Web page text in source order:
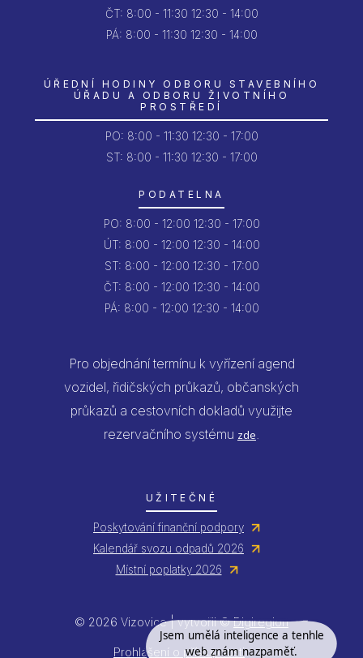
ČT: 8:00 - 11:30 12:30 - 14:00
PÁ: 8:00 - 11:30 12:30 - 14:00
ÚŘEDNÍ HODINY ODBORU STAVEBNÍHO
ÚŘADU A ODBORU ŽIVOTNÍHO
PROSTŘEDÍ
PO: 8:00 - 11:30 12:30 - 17:00
ST: 8:00 - 11:30 12:30 - 17:00
PODATELNA
PO: 8:00 - 12:00 12:30 - 17:00
ÚT: 8:00 - 12:00 12:30 - 14:00
ST: 8:00 - 12:00 12:30 - 17:00
ČT: 8:00 - 12:00 12:30 - 14:00
PÁ: 8:00 - 12:00 12:30 - 14:00
Pro objednání termínu k vyřízení agend
vozidel, řidičských průkazů, občanských
průkazů a cestovních dokladů využijte
rezervačního systému zde.
UŽITEČNÉ
Poskytování finanční podpory
Kalendář svozu odpadů 2026
Místní poplatky 2026
© 2026 Vizovice | vytvořil ©Digiregion
Prohlášení o přístupnosti
Jsem umělá inteligence a tenhle
web znám nazpaměť.